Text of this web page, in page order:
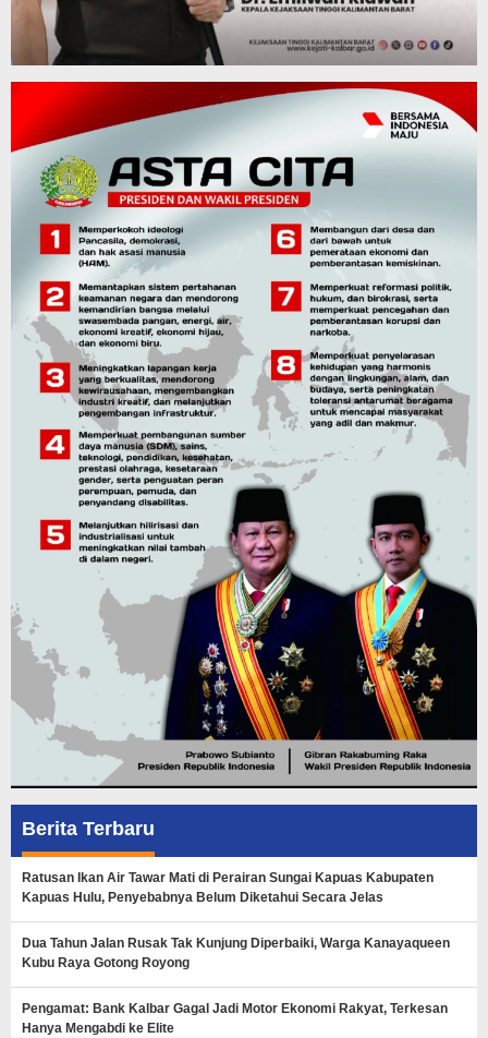
Berita Terbaru
Ratusan Ikan Air Tawar Mati di Perairan Sungai Kapuas Kabupaten
Kapuas Hulu, Penyebabnya Belum Diketahui Secara Jelas
Dua Tahun Jalan Rusak Tak Kunjung Diperbaiki, Warga Kanayaqueen
Kubu Raya Gotong Royong
Pengamat: Bank Kalbar Gagal Jadi Motor Ekonomi Rakyat, Terkesan
Hanya Mengabdi ke Elite